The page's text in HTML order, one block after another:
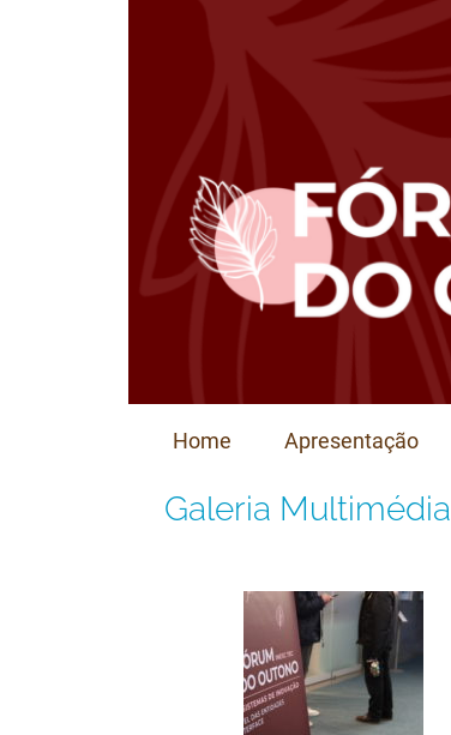
Home Apresentação
Galeria Multimédia